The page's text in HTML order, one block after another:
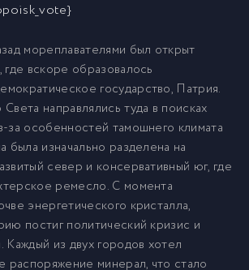
мореплавателями был открыт
где вскоре образовалось
государство, Патрия.
направлялись туда в поисках
за особенностей тамошнего климата
была изначально разделена на
север и консервативный юг, где
ремесло. С момента
энергетического кристалла,
постиг политический кризис и
Каждый из двух городов хотел
распоряжение минерал, что стало